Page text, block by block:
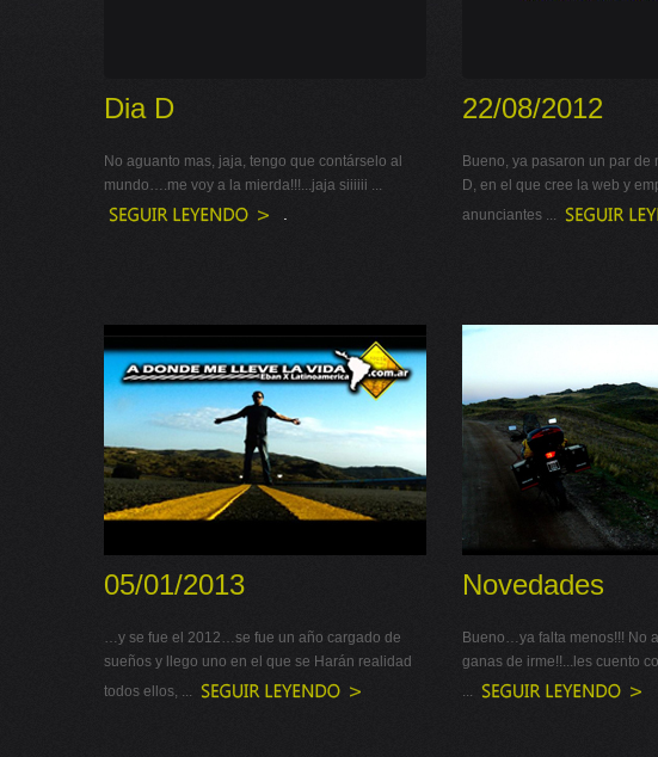
Dia D
No aguanto mas, jaja, tengo que contárselo al
mundo….me voy a la mierda!!!...jaja siiiiii ...
22/08/2012
Bueno, ya pasaron un par de
D, en el que cree la web y
anunciantes ...
05/01/2013
…y se fue el 2012…se fue un año cargado de
sueños y llego uno en el que se Harán realidad
todos ellos, ...
Novedades
Bueno…ya falta menos!!! No
ganas de irme!!...les cuento